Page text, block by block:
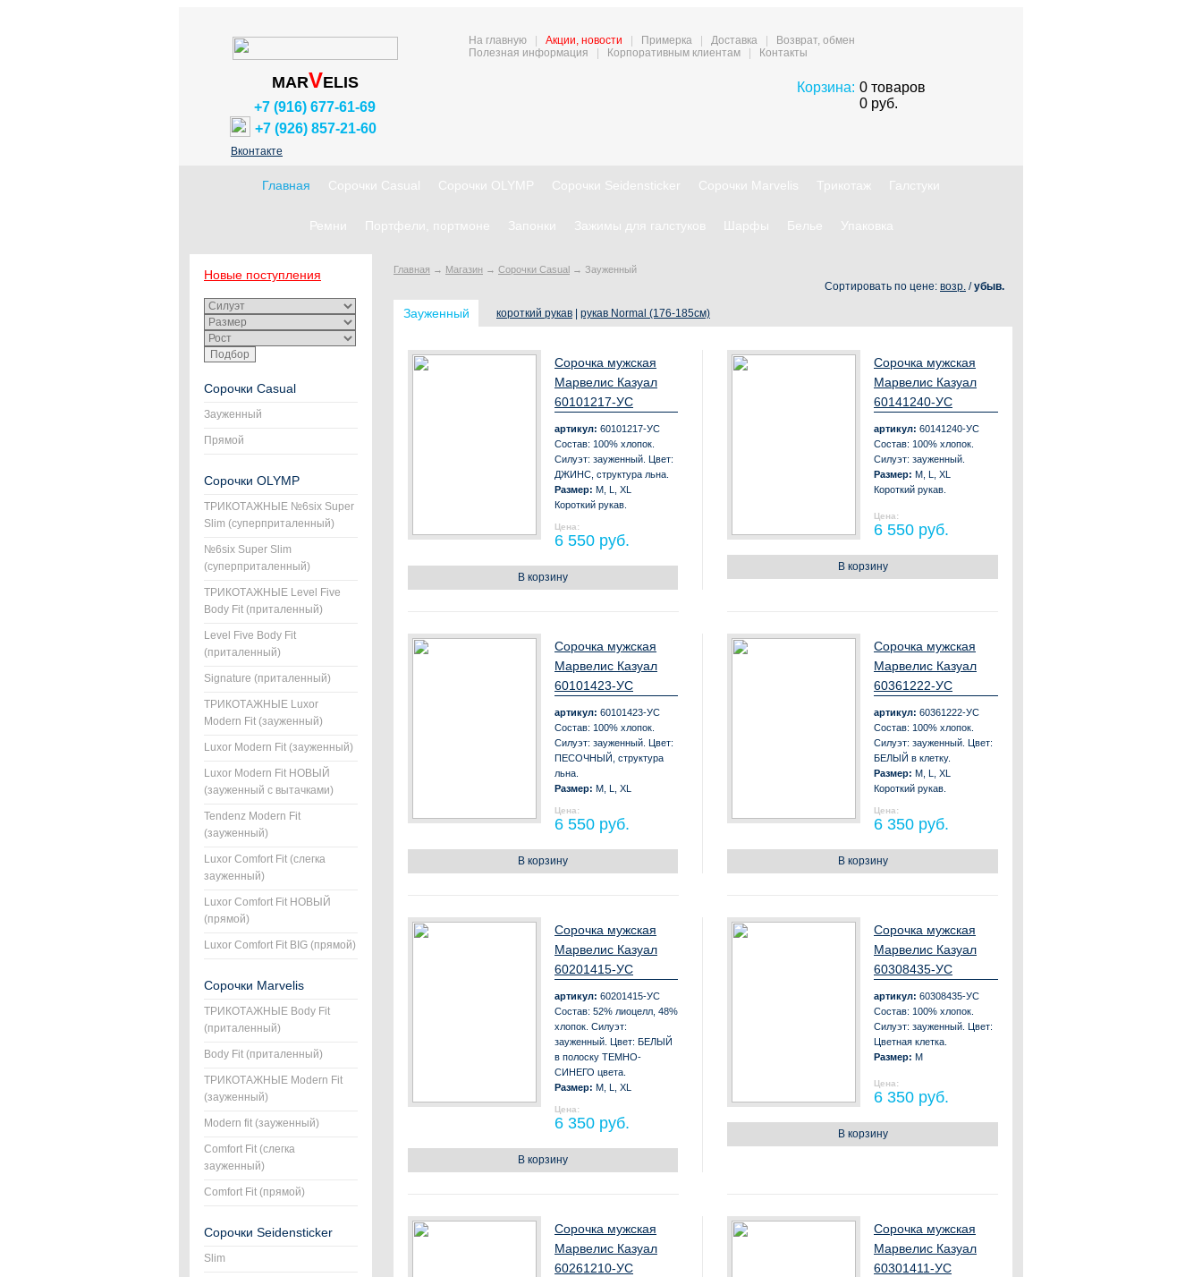
MARVELIS
+7 (916) 677-61-69
+7 (926) 857-21-60
Вконтакте
На главную Акции, новости Примерка Доставка
Возврат, обмен
Полезная информация
Корпоративным клиентам Контакты
Корзина: 0 товаров
0 руб.
Главная Сорочки Casual Сорочки OLYMP Сорочки Seidensticker Сорочки Marvelis Трикотаж Галстуки
Ремни Портфели, портмоне Запонки Зажимы для галстуков Шарфы Белье Упаковка
Новые поступления
Сорочки Casual
Зауженный
Прямой
Сорочки OLYMP
ТРИКОТАЖНЫЕ №6six Super
Slim (суперприталенный)
№6six Super Slim
(суперприталенный)
ТРИКОТАЖНЫЕ Level Five
Body Fit (приталенный)
Level Five Body Fit
(приталенный)
Signature (приталенный)
ТРИКОТАЖНЫЕ Luxor
Modern Fit (зауженный)
Luxor Modern Fit (зауженный)
Luxor Modern Fit НОВЫЙ
(зауженный с вытачками)
Tendenz Modern Fit
(зауженный)
Luxor Comfort Fit (слегка
зауженный)
Luxor Comfort Fit НОВЫЙ
(прямой)
Luxor Comfort Fit BIG (прямой)
Сорочки Marvelis
ТРИКОТАЖНЫЕ Body Fit
(приталенный)
Body Fit (приталенный)
ТРИКОТАЖНЫЕ Modern Fit
(зауженный)
Modern fit (зауженный)
Comfort Fit (слегка
зауженный)
Comfort Fit (прямой)
Сорочки Seidensticker
Slim
Главная → Магазин → Сорочки Casual → Зауженный
Сортировать по цене: возр. /убыв.
Зауженный короткий рукав рукав Normal (176-185см)
Сорочка мужская
Марвелис Казуал
60101217-УС
артикул: 60101217-УС
Состав: 100% хлопок.
Силуэт: зауженный. Цвет:
ДЖИНС, структура льна.
Размер: M, L, XL
Короткий рукав.
Цена:
6 550 руб.
В корзину
Сорочка мужская
Марвелис Казуал
60141240-УС
артикул: 60141240-УС
Состав: 100% хлопок.
Силуэт: зауженный.
Размер: M, L, XL
Короткий рукав.
Цена:
6 550 руб.
В корзину
Сорочка мужская
Марвелис Казуал
60101423-УС
артикул: 60101423-УС
Состав: 100% хлопок.
Силуэт: зауженный. Цвет:
ПЕСОЧНЫЙ, структура
льна.
Размер: M, L, XL
Цена:
6 550 руб.
В корзину
Сорочка мужская
Марвелис Казуал
60361222-УС
артикул: 60361222-УС
Состав: 100% хлопок.
Силуэт: зауженный. Цвет:
БЕЛЫЙ в клетку.
Размер: M, L, XL
Короткий рукав.
Цена:
6 350 руб.
В корзину
Сорочка мужская
Марвелис Казуал
60201415-УС
артикул: 60201415-УС
Состав: 52% лиоцелл, 48%
хлопок. Силуэт:
зауженный. Цвет: БЕЛЫЙ
в полоску ТЕМНО-
СИНЕГО цвета.
Размер: M, L, XL
Цена:
6 350 руб.
В корзину
Сорочка мужская
Марвелис Казуал
60308435-УС
артикул: 60308435-УС
Состав: 100% хлопок.
Силуэт: зауженный. Цвет:
Цветная клетка.
Размер: M
Цена:
6 350 руб.
В корзину
Сорочка мужская
Марвелис Казуал
60261210-УС
Сорочка мужская
Марвелис Казуал
60301411-УС